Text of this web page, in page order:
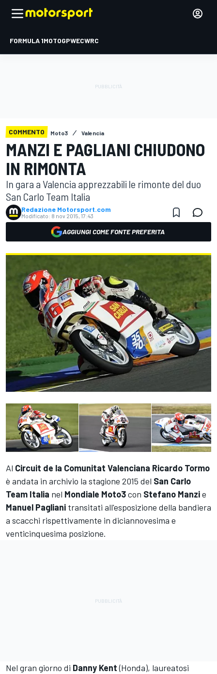
FORMULA 1MOTOGPWECWRC
COMMENTO Moto3 Valencia
MANZI E PAGLIANI CHIUDONO
IN RIMONTA
In gara a Valencia apprezzabili le rimonte del duo
San Carlo Team Italia
Redazione Motorsport.com
Modificato: 8 nov 2015, 17:43
AGGIUNGI COME FONTE PREFERITA
Al Circuit de la Comunitat Valenciana Ricardo Tormo
è andata in archivio la stagione 2015 del San Carlo
Team Italia nel Mondiale Moto3con Stefano Manzie
Manuel Pagliani transitati all'esposizione della bandiera
a scacchi rispettivamente in diciannovesima e
venticinquesima posizione.
Nel gran giorno di Danny Kent(Honda), laureatosi